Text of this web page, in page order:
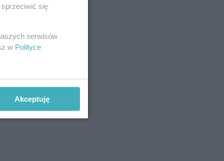
się
serwisów
w Polityce
Akceptuję